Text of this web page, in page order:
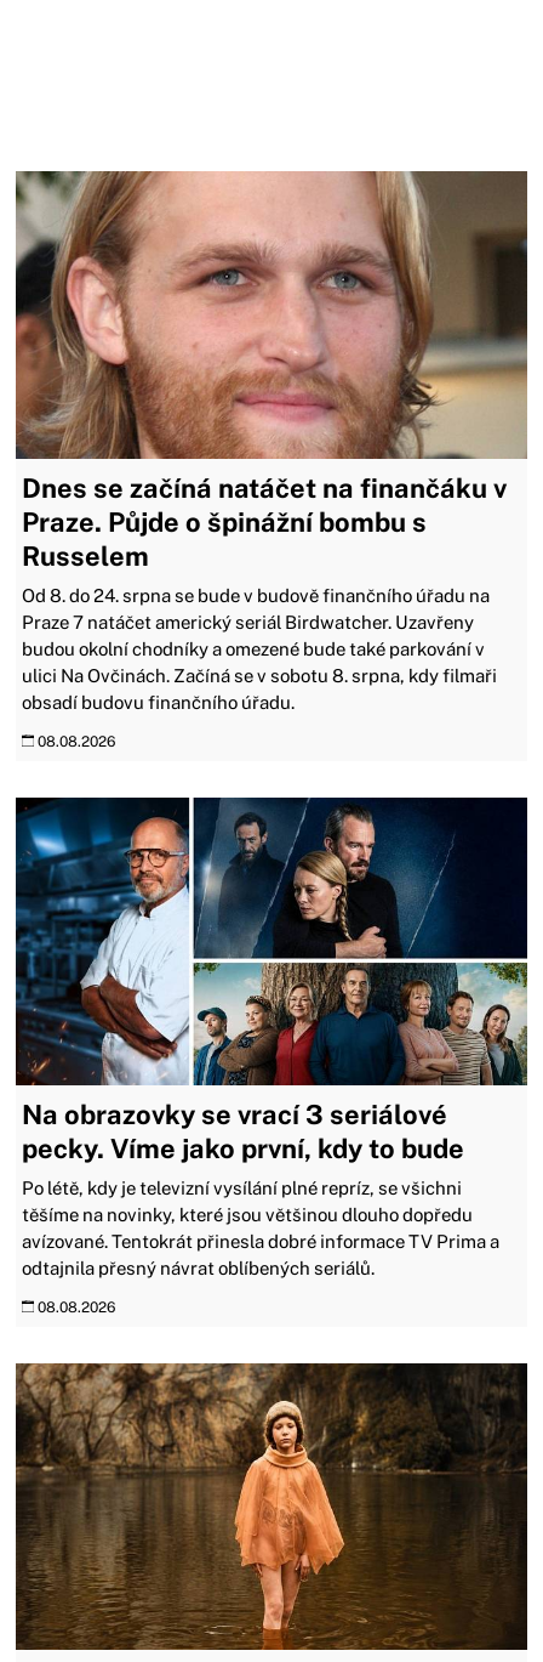
Dnes se začíná natáčet na finančáku v
Praze. Půjde o špinážní bombu s
Russelem
Od 8. do 24. srpna se bude v budově finančního úřadu na
Praze 7 natáčet americký seriál Birdwatcher. Uzavřeny
budou okolní chodníky a omezené bude také parkování v
ulici Na Ovčinách. Začíná se v sobotu 8. srpna, kdy filmaři
obsadí budovu finančního úřadu.
08.08.2026
Na obrazovky se vrací 3 seriálové
pecky. Víme jako první, kdy to bude
Po létě, kdy je televizní vysílání plné repríz, se všichni
těšíme na novinky, které jsou většinou dlouho dopředu
avízované. Tentokrát přinesla dobré informace TV Prima a
odtajnila přesný návrat oblíbených seriálů.
08.08.2026